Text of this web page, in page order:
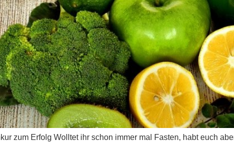
zum Erfolg Wolltet ihr schon immer mal Fasten, habt euch